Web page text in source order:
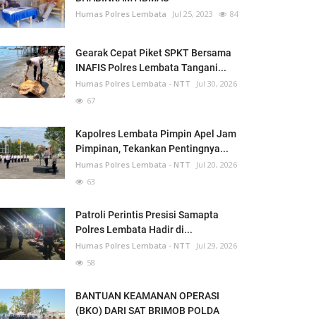
Humas Polres Lembata Jul 25, 2023 84
Gearak Cepat Piket SPKT Bersama
INAFIS Polres Lembata Tangani...
Humas Polres Lembata - NTT
Jul 30, 2026
67
Kapolres Lembata Pimpin Apel Jam
Pimpinan, Tekankan Pentingnya...
Humas Polres Lembata - NTT
Jul 20, 2026
63
Patroli Perintis Presisi Samapta
Polres Lembata Hadir di...
Humas Polres Lembata - NTT
Jul 29, 2026
58
BANTUAN KEAMANAN OPERASI
(BKO) DARI SAT BRIMOB POLDA